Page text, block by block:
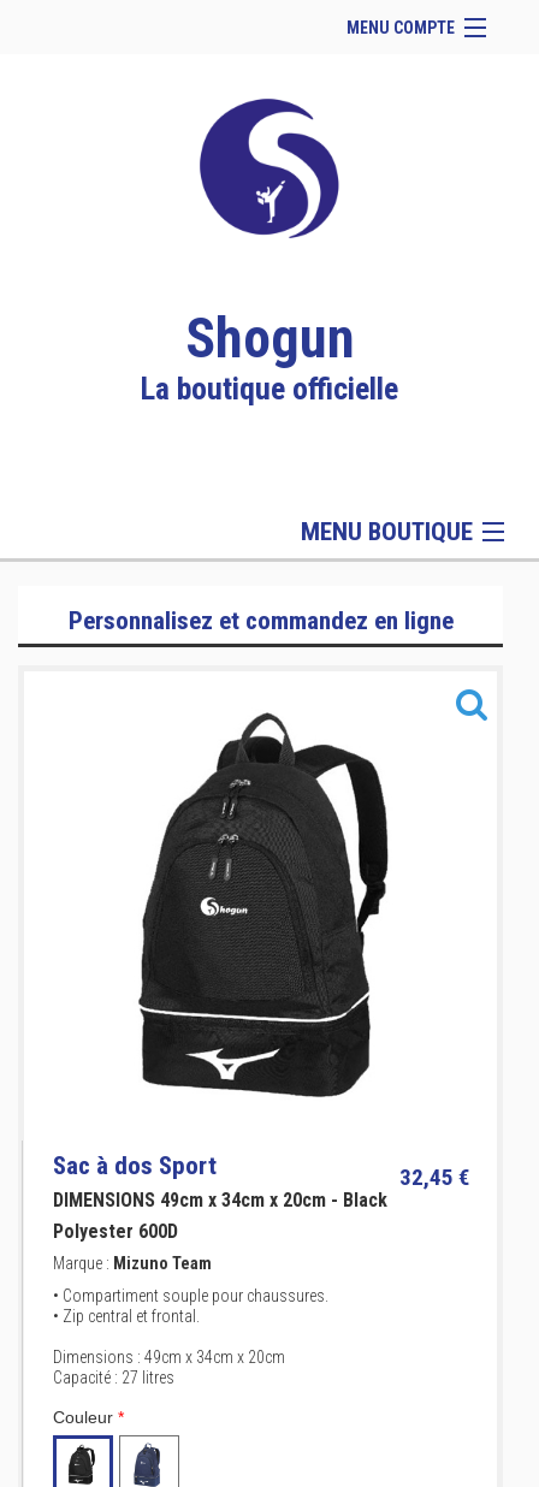
MENU COMPTE
Retour à notre site
Facebook
Instagram
Se connecter
Shogun
La boutique officielle
MENU BOUTIQUE
Kimonos Judo
T-shirts, Debardeurs & Polos
Hoodies
Survêtements
Vestes & Blousons
Sacs
Accessoires
Personnalisez et commandez en ligne
Sac à dos Sport 32,45 €
DIMENSIONS 49cm x 34cm x 20cm - Black
Polyester 600D
Marque : Mizuno Team
• Compartiment souple pour chaussures.
• Zip central et frontal.
Dimensions : 49cm x 34cm x 20cm
Capacité : 27 litres
Couleur *